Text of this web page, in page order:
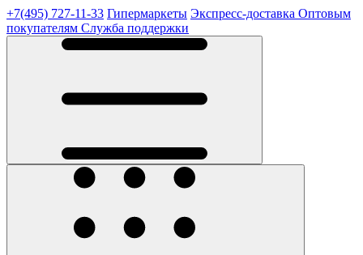
+7(495) 727-11-33 Гипермаркеты Экспресс-доставка Оптовым
покупателям Служба поддержки